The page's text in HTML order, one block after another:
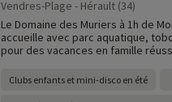
Vendres-Plage - Hérault (34)
Le Domaine des Muriers à 1h de
accueille avec parc aquatique,
pour des vacances en famille
Clubs enfants et mini-disco en été